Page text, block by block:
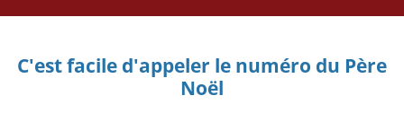
C'est facile d'appeler le numéro du Père
Noël